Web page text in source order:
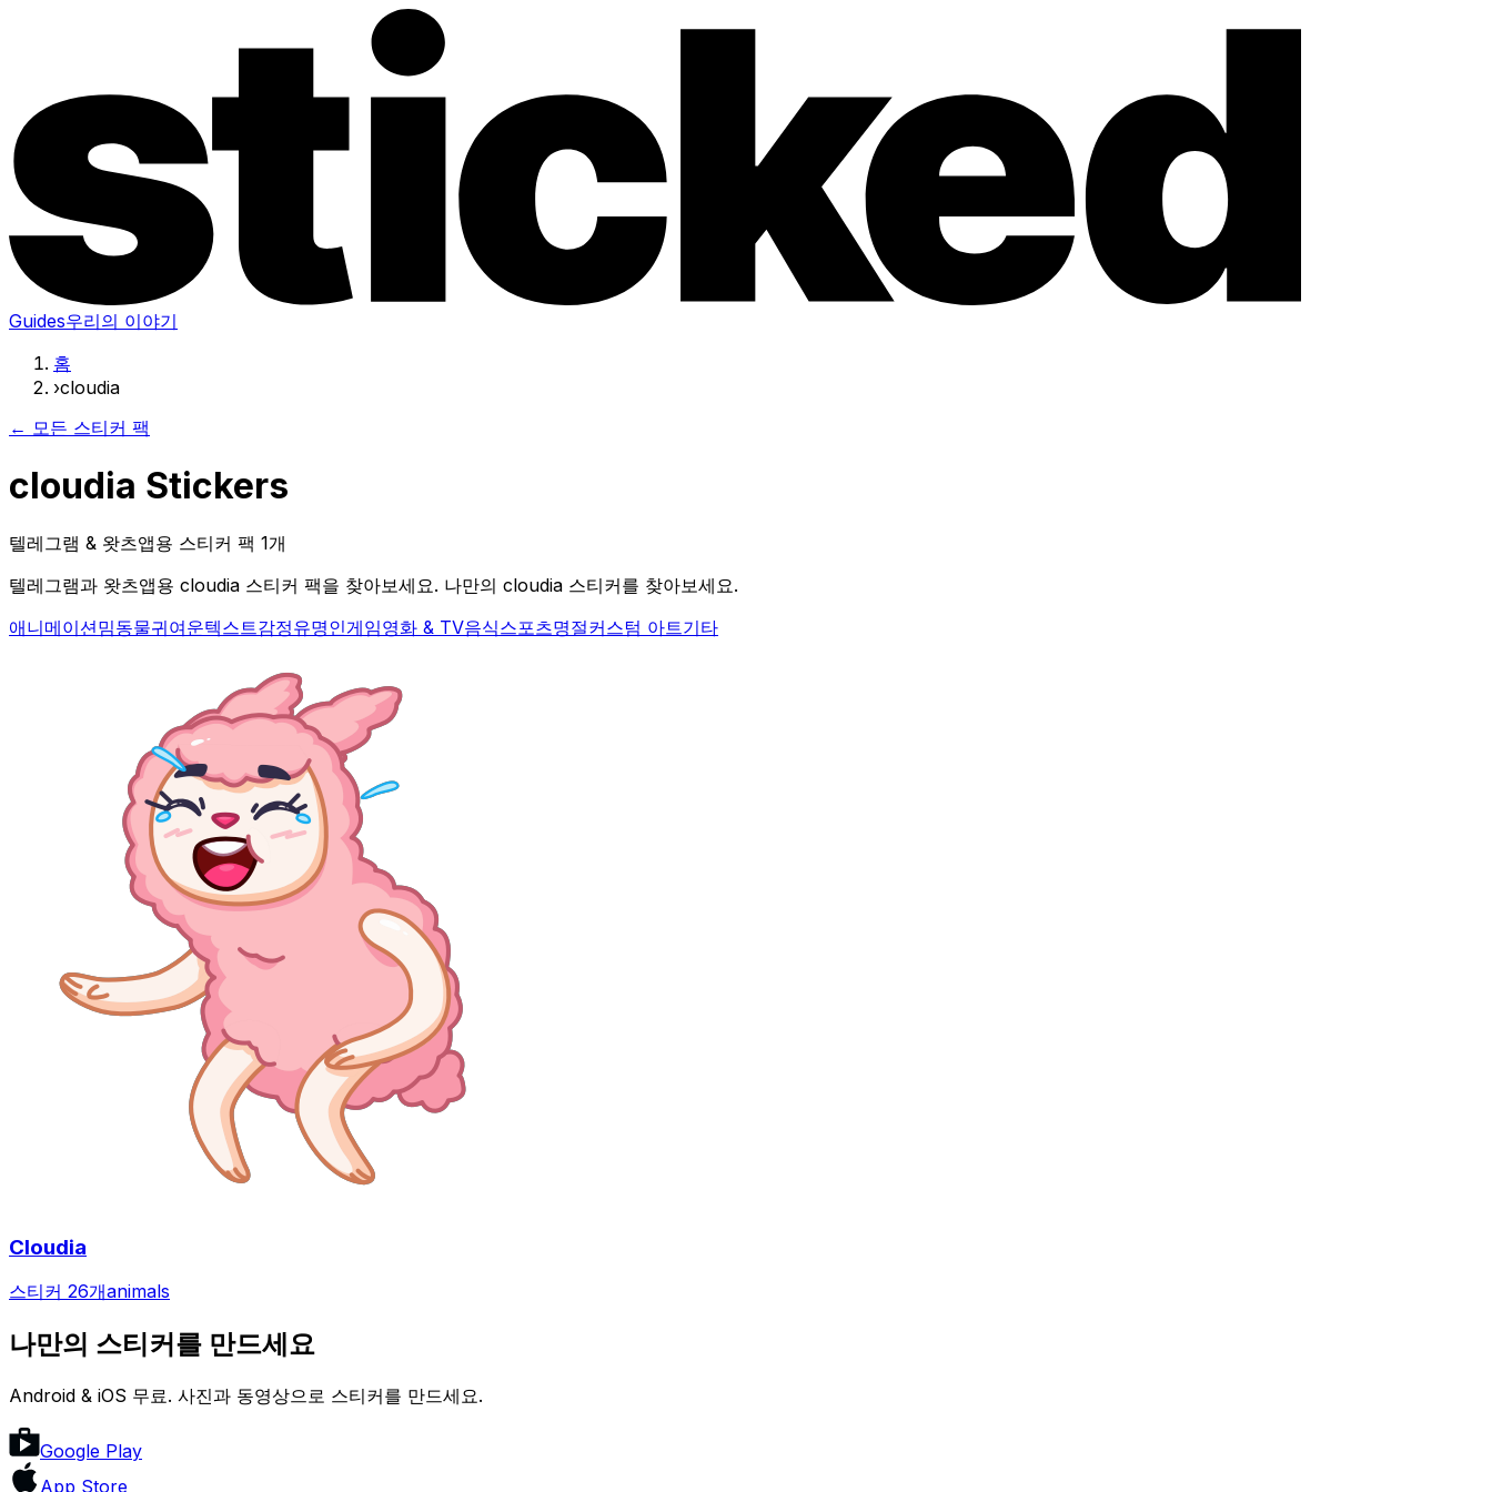
Guides우리의 이야기
홈
›cloudia
← 모든 스티커 팩
cloudia Stickers
텔레그램 & 왓츠앱용 스티커 팩 1개
텔레그램과 왓츠앱용 cloudia 스티커 팩을 찾아보세요. 나만의 cloudia 스티커를 찾아보세요.
애니메이션밈동물귀여운텍스트감정유명인게임영화 & TV음식스포츠명절커스텀 아트기타
Cloudia
스티커 26개animals
나만의 스티커를 만드세요
Android & iOS 무료. 사진과 동영상으로 스티커를 만드세요.
Google Play
App Store